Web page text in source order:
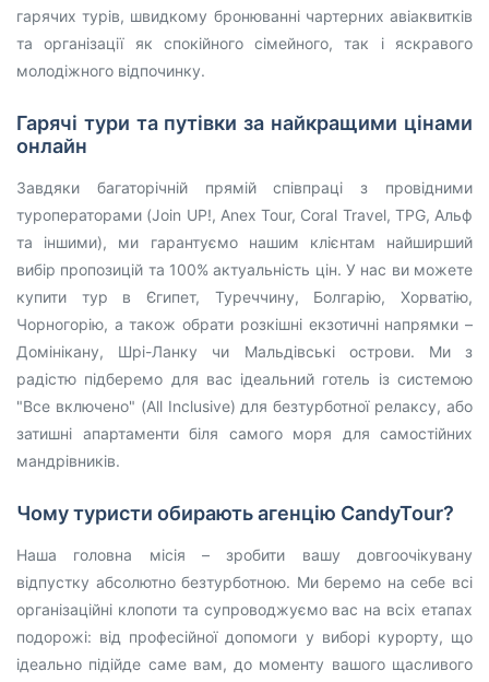
гарячих турів, швидкому бронюванні чартерних авіаквитків
та організації як спокійного сімейного, так і яскравого
молодіжного відпочинку.
Гарячі тури та путівки за найкращими цінами
онлайн
Завдяки багаторічній прямій співпраці з провідними
туроператорами (Join UP!, Anex Tour, Coral Travel, TPG, Альф
та іншими), ми гарантуємо нашим клієнтам найширший
вибір пропозицій та 100% актуальність цін. У нас ви можете
купити тур в Єгипет, Туреччину, Болгарію, Хорватію,
Чорногорію, а також обрати розкішні екзотичні напрямки –
Домінікану, Шрі-Ланку чи Мальдівські острови. Ми з
радістю підберемо для вас ідеальний готель із системою
"Все включено" (All Inclusive) для безтурботної релаксу, або
затишні апартаменти біля самого моря для самостійних
мандрівників.
Чому туристи обирають агенцію CandyTour?
Наша головна місія – зробити вашу довгоочікувану
відпустку абсолютно безтурботною. Ми беремо на себе всі
організаційні клопоти та супроводжуємо вас на всіх етапах
подорожі: від професійної допомоги у виборі курорту, що
ідеально підійде саме вам, до моменту вашого щасливого